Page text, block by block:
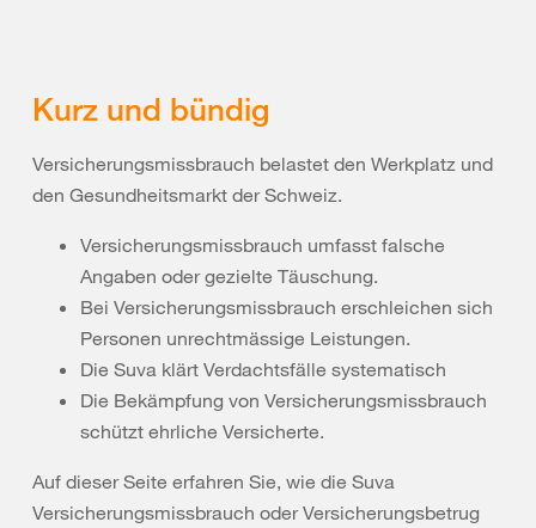
Kurz und bündig
Versicherungsmissbrauch belastet den Werkplatz und
den Gesundheitsmarkt der Schweiz.
Versicherungsmissbrauch umfasst falsche
Angaben oder gezielte Täuschung.
Bei Versicherungsmissbrauch erschleichen sich
Personen unrechtmässige Leistungen.
Die Suva klärt Verdachtsfälle systematisch
Die Bekämpfung von Versicherungsmissbrauch
schützt ehrliche Versicherte.
Auf dieser Seite erfahren Sie, wie die Suva
Versicherungsmissbrauch oder Versicherungsbetrug